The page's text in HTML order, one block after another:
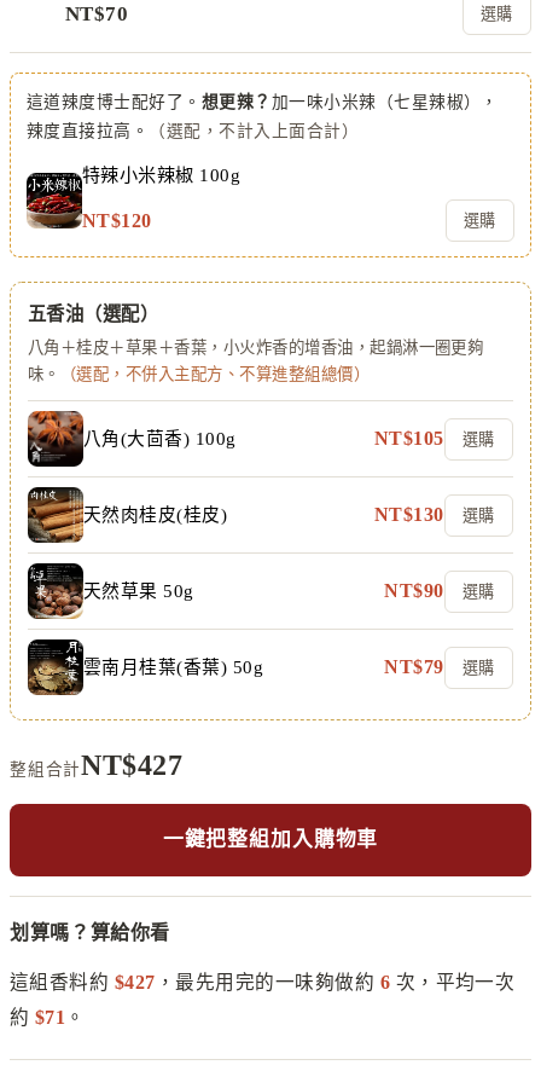
NT$70 選購
這道辣度博士配好了。 想更辣？ 加一味小米辣（七星辣椒），
辣度直接拉高。
（選配，不計入上面合計）
特辣小米辣椒 100g
NT$120 選購
五香油 （選配）
八角＋桂皮＋草果＋香葉，小火炸香的增香油，起鍋淋一圈更夠
味。
（選配，不併入主配方、不算進整組總價）
八角(大茴香) 100g NT$105 選購
天然肉桂皮(桂皮) NT$130 選購
天然草果 50g NT$90 選購
雲南月桂葉(香葉) 50g NT$79 選購
整組合計NT$427
一鍵把整組加入購物車
划算嗎？算給你看
這組香料約 $427 ，最先用完的一味夠做約 6 次，平均一次
約 $71 。